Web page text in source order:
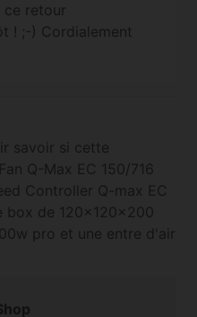
retour
! ;-) Cordialement
savoir si cette
Q-Max EC 150/716
Controller Q-max EC
box de 120×120×200
pro et une entre d'air